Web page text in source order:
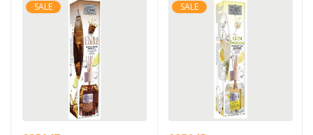
SALE SALE